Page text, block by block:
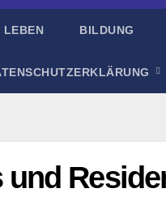
LEBEN BILDUNG